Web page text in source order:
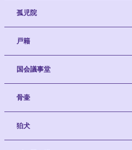
孤児院
戸籍
国会議事堂
骨壷
狛犬